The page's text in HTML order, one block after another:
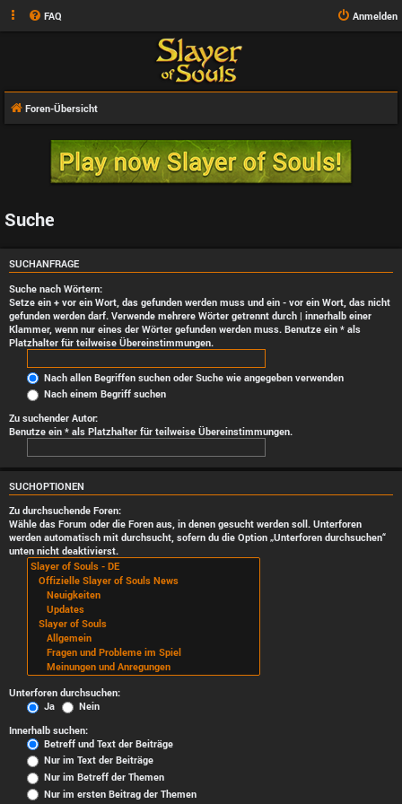
FAQ Anmelden
Foren-Übersicht
Suche
SUCHANFRAGE
Suche nach Wörtern:
Setze ein + vor ein Wort, das gefunden werden muss und ein - vor ein Wort, das nicht
gefunden werden darf. Verwende mehrere Wörter getrennt durch | innerhalb einer
Klammer, wenn nur eines der Wörter gefunden werden muss. Benutze ein * als
Platzhalter für teilweise Übereinstimmungen.
Nach allen Begriffen suchen oder Suche wie angegeben verwenden
Nach einem Begriff suchen
Zu suchender Autor:
Benutze ein * als Platzhalter für teilweise Übereinstimmungen.
SUCHOPTIONEN
Zu durchsuchende Foren:
Wähle das Forum oder die Foren aus, in denen gesucht werden soll. Unterforen
werden automatisch mit durchsucht, sofern du die Option „Unterforen durchsuchen“
unten nicht deaktivierst.
Unterforen durchsuchen:
Ja
Nein
Innerhalb suchen:
Betreff und Text der Beiträge
Nur im Text der Beiträge
Nur im Betreff der Themen
Nur im ersten Beitrag der Themen